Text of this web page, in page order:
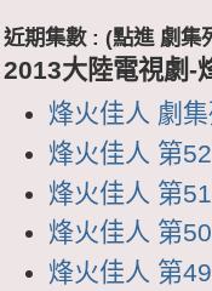
近期集數 : (點進 劇集
2013大陸電視劇-
烽火佳人 劇
烽火佳人 第
烽火佳人 第
烽火佳人 第
烽火佳人 第